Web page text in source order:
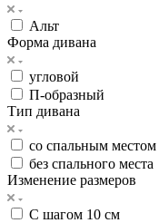
Альт
Форма дивана
угловой
П-образный
Тип дивана
со спальным местом
без спального места
Изменение размеров
С шагом 10 см